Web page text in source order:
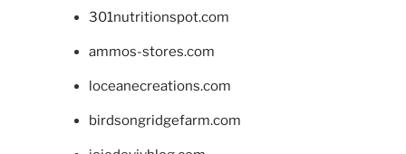
301nutritionspot.com
ammos-stores.com
loceanecreations.com
birdsongridgefarm.com